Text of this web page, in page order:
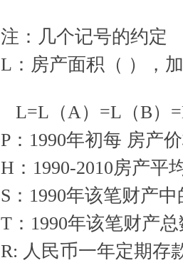
注：几个记号的约定
L：房产面积（ ），
L=L（A）=L（B）
P：1990年初每 房产
H：1990-2010房产平
S：1990年该笔财产
T：1990年该笔财产
R: 人民币一年定期存